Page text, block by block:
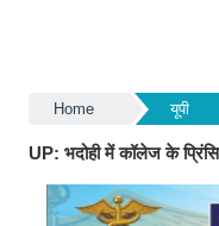
Home यूपी
UP: भदोही में कॉलेज के